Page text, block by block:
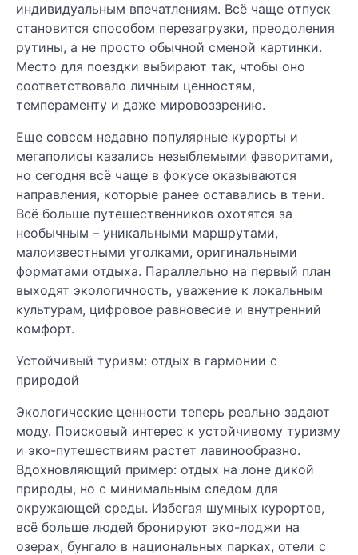
индивидуальным впечатлениям. Всё чаще отпуск
становится способом перезагрузки, преодоления
рутины, а не просто обычной сменой картинки.
Место для поездки выбирают так, чтобы оно
соответствовало личным ценностям,
темпераменту и даже мировоззрению.
Еще совсем недавно популярные курорты и
мегаполисы казались незыблемыми фаворитами,
но сегодня всё чаще в фокусе оказываются
направления, которые ранее оставались в тени.
Всё больше путешественников охотятся за
необычным – уникальными маршрутами,
малоизвестными уголками, оригинальными
форматами отдыха. Параллельно на первый план
выходят экологичность, уважение к локальным
культурам, цифровое равновесие и внутренний
комфорт.
Устойчивый туризм: отдых в гармонии с
природой
Экологические ценности теперь реально задают
моду. Поисковый интерес к устойчивому туризму
и эко-путешествиям растет лавинообразно.
Вдохновляющий пример: отдых на лоне дикой
природы, но с минимальным следом для
окружающей среды. Избегая шумных курортов,
всё больше людей бронируют эко-лоджи на
озерах, бунгало в национальных парках, отели с